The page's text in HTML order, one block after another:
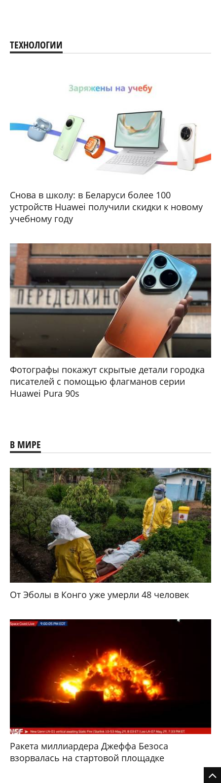
ТЕХНОЛОГИИ
Снова в школу: в Беларуси более 100
устройств Huawei получили скидки к новому
учебному году
Фотографы покажут скрытые детали городка
писателей с помощью флагманов серии
Huawei Pura 90s
В МИРЕ
От Эболы в Конго уже умерли 48 человек
Ракета миллиардера Джеффа Безоса
взорвалась на стартовой площадке